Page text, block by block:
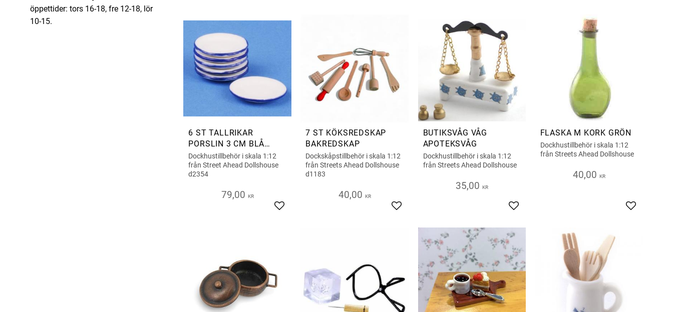
6 ST TALLRIKAR
PORSLIN 3 CM BLÅ
KANT
Dockhustillbehör i skala 1:12
från Street Ahead Dollshouse
d2354
79,00 KR
Add to favorites
7 ST KÖKSREDSKAP
BAKREDSKAP
Dockskåpstillbehör i skala 1:12
från Streets Ahead Dollshouse
d1183
40,00 KR
Add to favorites
BUTIKSVÅG VÅG
APOTEKSVÅG
Dockhustillbehör i skala 1:12
från Streets Ahead Dollshouse
35,00 KR
Add to favorites
FLASKA M KORK GRÖN
Dockhustillbehör i skala 1:12
från Streets Ahead Dollshouse
40,00 KR
Add to
öppettider: tors 16-18, fre 12-18, lör
10-15.